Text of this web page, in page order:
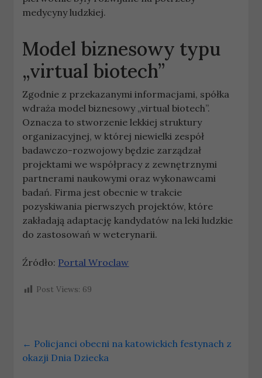
medycyny ludzkiej.
Model biznesowy typu
„virtual biotech”
Zgodnie z przekazanymi informacjami, spółka
wdraża model biznesowy „virtual biotech”.
Oznacza to stworzenie lekkiej struktury
organizacyjnej, w której niewielki zespół
badawczo-rozwojowy będzie zarządzał
projektami we współpracy z zewnętrznymi
partnerami naukowymi oraz wykonawcami
badań. Firma jest obecnie w trakcie
pozyskiwania pierwszych projektów, które
zakładają adaptację kandydatów na leki ludzkie
do zastosowań w weterynarii.
Źródło: Portal Wroclaw
Post Views: 69
← Policjanci obecni na katowickich festynach z
okazji Dnia Dziecka